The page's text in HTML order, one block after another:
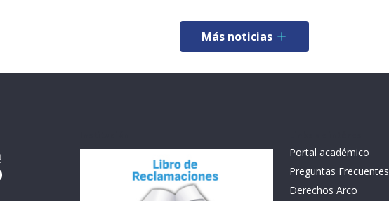
Más noticias
Portal académico
Preguntas Frecuentes
Derechos Arco